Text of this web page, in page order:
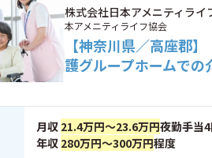
株式会社日本アメニティライ
本アメニティライフ協会
【神奈川県／高座郡
護グループホームで
月収 21.4万円～23.6万円夜勤手当
年収 280万円～300万円程度